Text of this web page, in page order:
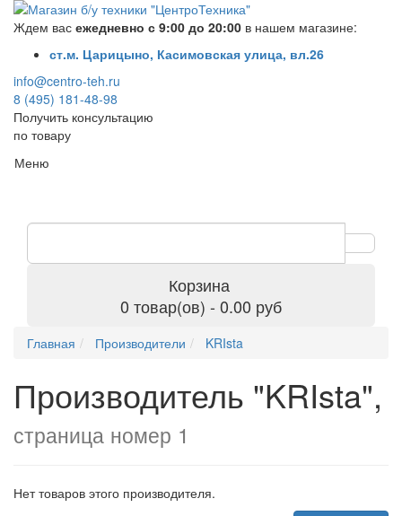
Ждем вас ежедневно с 9:00 до 20:00 в нашем магазине:
ст.м. Царицыно, Касимовская улица, вл.26
info@centro-teh.ru
8 (495) 181-48-98
Получить консультацию
по товару
Меню
Корзина
0 товар(ов) - 0.00 руб
Главная Производители KRIsta
Производитель "KRIsta",
страница номер 1
Нет товаров этого производителя.